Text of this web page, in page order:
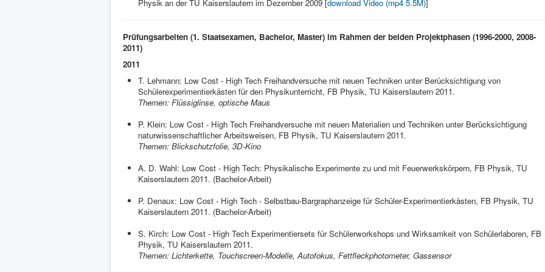
Physik an der TU Kaiserslautern im Dezember 2009 [download Video (mp4 5.5M)]
Prüfungsarbeiten (1. Staatsexamen, Bachelor, Master) im Rahmen der beiden Projektphasen (1996-2000, 2008-
2011)
2011
T. Lehmann: Low Cost - High Tech Freihandversuche mit neuen Techniken unter Berücksichtigung von
Schülerexperimentierkästen für den Physikunterricht, FB Physik, TU Kaiserslautern 2011.
Themen: Flüssiglinse, optische Maus
P. Klein: Low Cost - High Tech Freihandversuche mit neuen Materialien und Techniken unter Berücksichtigung
naturwissenschaftlicher Arbeitsweisen, FB Physik, TU Kaiserslautern 2011.
Themen: Blickschutzfolie, 3D-Kino
A. D. Wahl: Low Cost - High Tech: Physikalische Experimente zu und mit Feuerwerkskörpern, FB Physik, TU
Kaiserslautern 2011. (Bachelor-Arbeit)
P. Denaux: Low Cost - High Tech - Selbstbau-Bargraphanzeige für Schüler-Experimentierkästen, FB Physik, TU
Kaiserslautern 2011. (Bachelor-Arbeit)
S. Kirch: Low Cost - High Tech Experimentiersets für Schülerworkshops und Wirksamkeit von Schülerlaboren, FB
Physik, TU Kaiserslautern 2011.
Themen: Lichterkette, Touchscreen-Modelle, Autofokus, Fettfleckphotometer, Gassensor